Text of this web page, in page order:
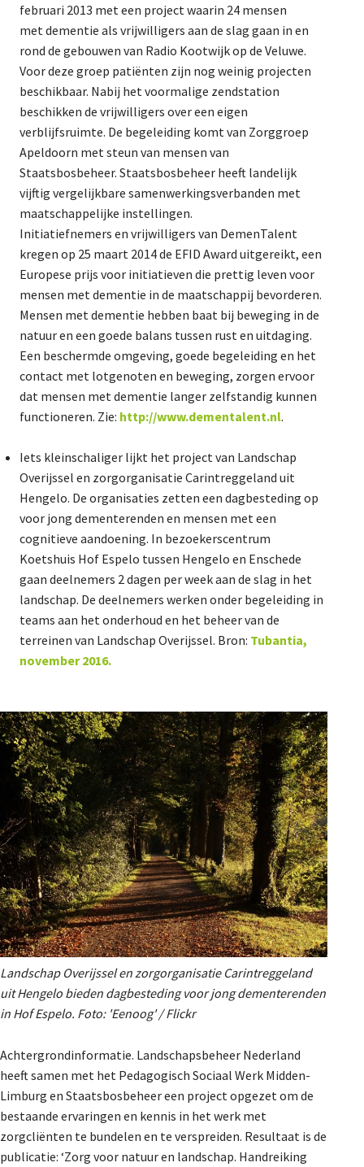
februari 2013 met een project waarin 24 mensen
met dementie als vrijwilligers aan de slag gaan in en
rond de gebouwen van Radio Kootwijk op de Veluwe.
Voor deze groep patiënten zijn nog weinig projecten
beschikbaar. Nabij het voormalige zendstation
beschikken de vrijwilligers over een eigen
verblijfsruimte. De begeleiding komt van Zorggroep
Apeldoorn met steun van mensen van
Staatsbosbeheer. Staatsbosbeheer heeft landelijk
vijftig vergelijkbare samenwerkingsverbanden met
maatschappelijke instellingen.
Initiatiefnemers en vrijwilligers van DemenTalent
kregen op 25 maart 2014 de EFID Award uitgereikt, een
Europese prijs voor initiatieven die prettig leven voor
mensen met dementie in de maatschappij bevorderen.
Mensen met dementie hebben baat bij beweging in de
natuur en een goede balans tussen rust en uitdaging.
Een beschermde omgeving, goede begeleiding en het
contact met lotgenoten en beweging, zorgen ervoor
dat mensen met dementie langer zelfstandig kunnen
functioneren. Zie: http://www.dementalent.nl.
Iets kleinschaliger lijkt het project van Landschap
Overijssel en zorgorganisatie Carintreggeland uit
Hengelo. De organisaties zetten een dagbesteding op
voor jong dementerenden en mensen met een
cognitieve aandoening. In bezoekerscentrum
Koetshuis Hof Espelo tussen Hengelo en Enschede
gaan deelnemers 2 dagen per week aan de slag in het
landschap. De deelnemers werken onder begeleiding in
teams aan het onderhoud en het beheer van de
terreinen van Landschap Overijssel. Bron: Tubantia,
november 2016.
Landschap Overijssel en zorgorganisatie Carintreggeland
uit Hengelo bieden dagbesteding voor jong dementerenden
in Hof Espelo. Foto: 'Eenoog' / Flickr
Achtergrondinformatie. Landschapsbeheer Nederland
heeft samen met het Pedagogisch Sociaal Werk Midden-
Limburg en Staatsbosbeheer een project opgezet om de
bestaande ervaringen en kennis in het werk met
zorgcliënten te bundelen en te verspreiden. Resultaat is de
publicatie: ‘Zorg voor natuur en landschap. Handreiking